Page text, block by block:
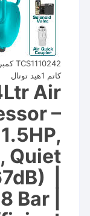
كاتم 1هيد توتال
Air
–
Quiet
|
Bar |